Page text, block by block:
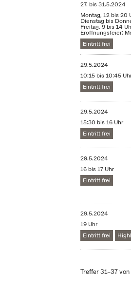
27. bis31.5.2024
Montag, 12 bis 20
Dienstag bis
Freitag, 9 bis 14
Eröffnungsfeier:
Eintritt frei
29.5.2024
10:15 bis 10:45
Eintritt frei
29.5.2024
15:30 bis 16 Uhr
Eintritt frei
29.5.2024
16 bis 17 Uhr
Eintritt frei
29.5.2024
19 Uhr
Eintritt frei
Treffer 31–37